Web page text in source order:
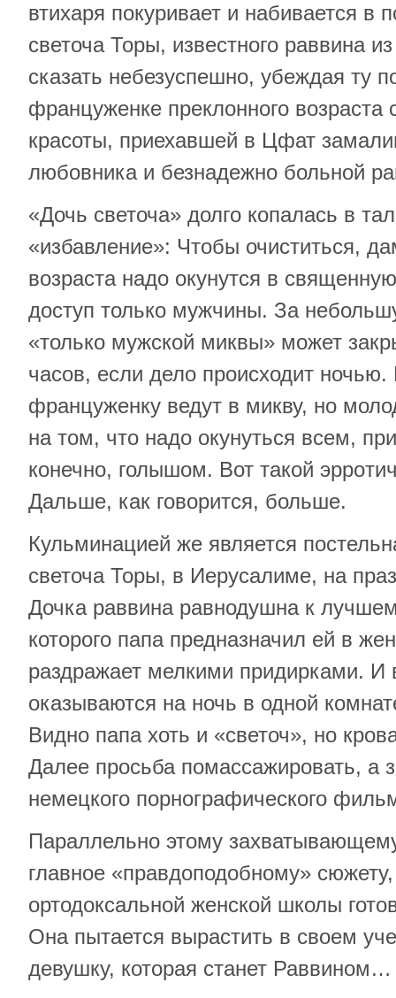
втихаря покуривает и набивается в
светоча Торы, известного раввина
сказать небезуспешно, убеждая ту
француженке преклонного возраста
красоты, приехавшей в Цфат
любовника и безнадежно больной
«Дочь светоча» долго копалась в
«избавление»: Чтобы очиститься,
возраста надо окунутся в
доступ только мужчины. За
«только мужской миквы» может
часов, если дело происходит
француженку ведут в микву, но
на том, что надо окунуться всем,
конечно, голышом. Вот такой
Дальше, как говорится, больше.
Кульминацией же является
светоча Торы, в Иерусалиме, на
Дочка раввина равнодушна к
которого папа предназначил ей в
раздражает мелкими придирками. И
оказываются на ночь в одной
Видно папа хоть и «светоч», но
Далее просьба помассажировать, а
немецкого порнографического
Параллельно этому
главное «правдоподобному»
ортодоксальной женской школы
Она пытается вырастить в своем
девушку, которая станет Раввином…